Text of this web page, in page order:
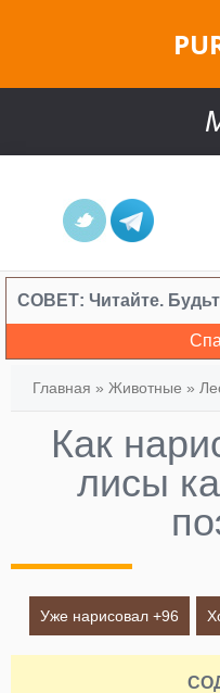
СОВЕТ: Читайте.
Главная » Животные »
Как
лисы
Уже нарисовал +96